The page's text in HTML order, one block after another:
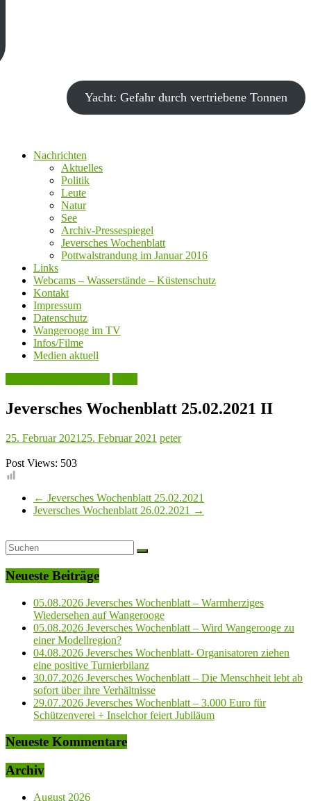
Yacht: Gefahr durch vertriebene Tonnen
Nachrichten
Aktuelles
Politik
Leute
Natur
See
Archiv-Pressespiegel
Jeversches Wochenblatt
Pottwalstrandung im Januar 2016
Links
Webcams – Wasserstände – Küstenschutz
Kontakt
Impressum
Datenschutz
Wangerooge im TV
Infos/Filme
Medien aktuell
Jeversches Wochenblatt 25.02.2021 II
25. Februar 2021 25. Februar 2021 peter
Post Views: 503
← Jeversches Wochenblatt 25.02.2021
Jeversches Wochenblatt 26.02.2021 →
Neueste Beiträge
05.08.2026 Jeversches Wochenblatt – Warmherziges
Wiedersehen auf Wangerooge
05.08.2026 Jeversches Wochenblatt – Wird Wangerooge zu
einer Modellregion?
04.08.2026 Jeversches Wochenblatt- Organisatoren ziehen
eine positive Turnierbilanz
30.07.2026 Jeversches Wochenblatt – Die Menschheit lebt ab
sofort über ihre Verhältnisse
29.07.2026 Jeversches Wochenblatt – 3.000 Euro für
Schützenverei + Inselchor feiert Jubiläum
Neueste Kommentare
Archiv
August 2026